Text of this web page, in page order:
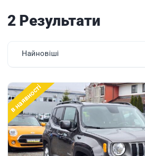
2 Результати
Найновіші
в наявності